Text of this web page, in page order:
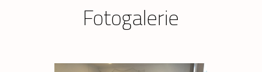
Fotogalerie